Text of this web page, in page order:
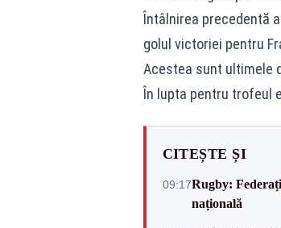
Întâlnirea precedentă
golul victoriei pentru
Acestea sunt ultimele
În lupta pentru trofeul
CITEȘTE ȘI
09:17Rugby:
națională